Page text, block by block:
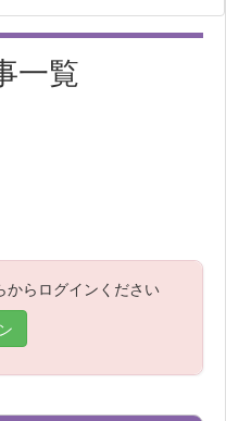
一覧
からログインください